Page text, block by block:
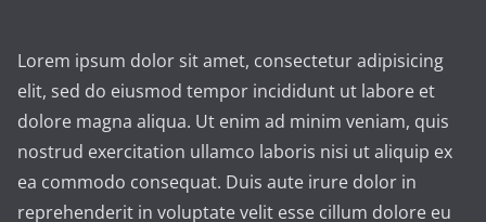
Lorem ipsum dolor sit amet, consectetur adipisicing
elit, sed do eiusmod tempor incididunt ut labore et
dolore magna aliqua. Ut enim ad minim veniam, quis
nostrud exercitation ullamco laboris nisi ut aliquip ex
ea commodo consequat. Duis aute irure dolor in
reprehenderit in voluptate velit esse cillum dolore eu